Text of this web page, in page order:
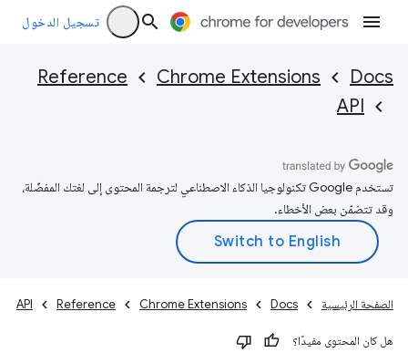
تسجيل الدخول
Docs
Chrome Extensions
Reference
API
تستخدم Google تكنولوجيا الذكاء الاصطناعي لترجمة المحتوى إلى لغتك المفضّلة،
وقد تتضمّن بعض الأخطاء.
الصفحة الرئيسية Docs
Chrome Extensions
Reference
API
هل كان المحتوى مفيدًا؟